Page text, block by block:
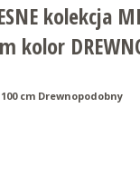
kolekcja
kolor
cm Drewnopodobny